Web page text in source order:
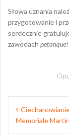
Słowa uznania
przygotowanie i
serdecznie
zawodach petanque!
Nawigacja
wpisu
Memoriale